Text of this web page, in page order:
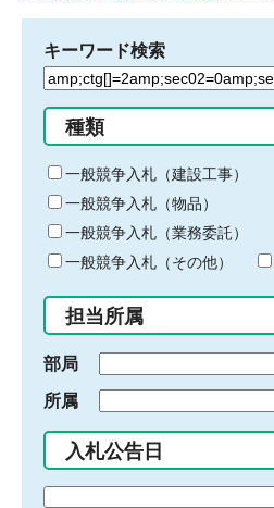
キーワード検索
検
る
キ
ー
ワ
ー
ド
入
力
種類
一般競争入札（建設工事）
一般競争入札（物品）
一般競争入札（業務委託）
一般競争入札（その他）
担当所属
部局
所属
入札公告日